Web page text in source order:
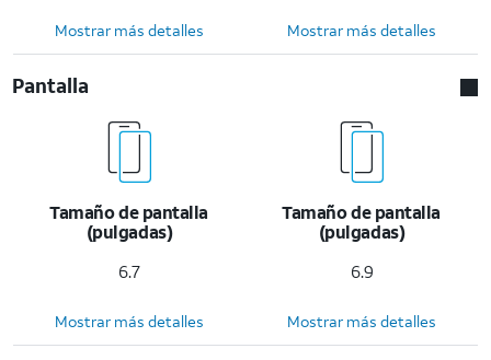
Mostrar más detalles Mostrar más detalles
Pantalla
Tamaño de pantalla
(pulgadas)
6.7
Tamaño de pantalla
(pulgadas)
6.9
Mostrar más detalles Mostrar más detalles